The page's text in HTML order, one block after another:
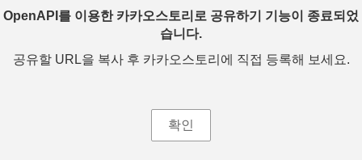
OpenAPI를 이용한 카카오스토리로 공유하기 기능이 종료되었
습니다.
공유할 URL을 복사 후 카카오스토리에 직접 등록해 보세요.
확인